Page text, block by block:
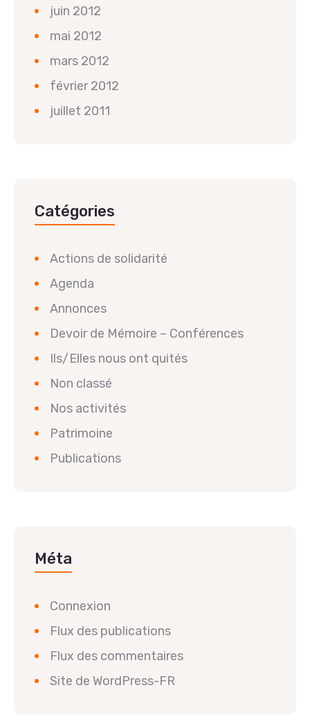
juin 2012
mai 2012
mars 2012
février 2012
juillet 2011
Catégories
Actions de solidarité
Agenda
Annonces
Devoir de Mémoire – Conférences
Ils/Elles nous ont quités
Non classé
Nos activités
Patrimoine
Publications
Méta
Connexion
Flux des publications
Flux des commentaires
Site de WordPress-FR